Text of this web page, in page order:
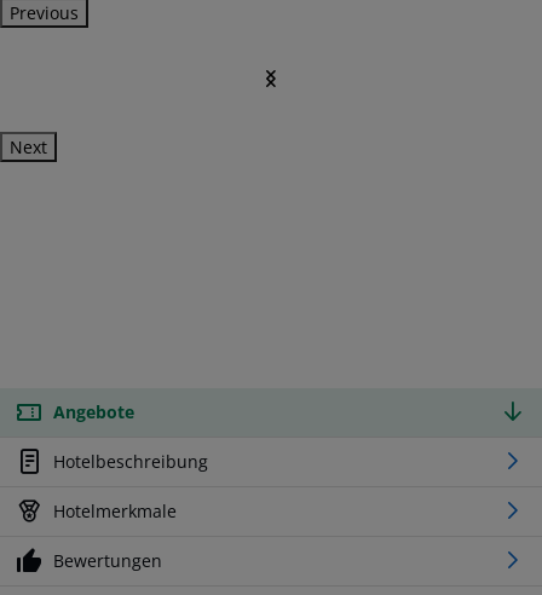
Previous
Next
Angebote
Hotelbeschreibung
Hotelmerkmale
Bewertungen